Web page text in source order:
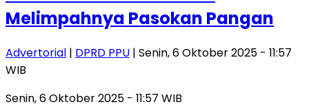
Melimpahnya Pasokan Pangan
Advertorial | DPRD PPU | Senin, 6 Oktober 2025 - 11:57
WIB
Senin, 6 Oktober 2025 - 11:57 WIB